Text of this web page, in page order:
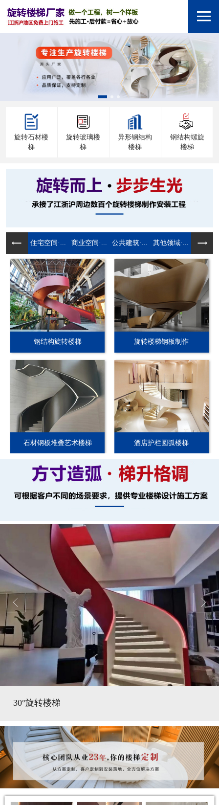
旋转石材楼
梯
旋转玻璃楼
梯
异形钢结构
楼梯
钢结构螺旋
楼梯
住宅空间·... 商业空间·... 公共建筑·... 其他领域·...
钢结构旋转楼梯 旋转楼梯钢板制作
石材钢板堆叠艺术楼梯 酒店护栏圆弧楼梯
30°旋转楼梯